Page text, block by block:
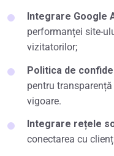
Integrare Google
performanței site-
vizitatorilor;
Politica de
pentru
vigoare.
Integrare rețele
conectarea cu